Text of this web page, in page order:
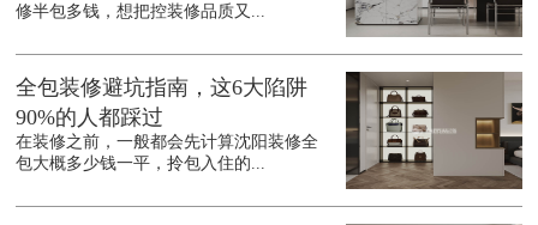
修半包多钱，想把控装修品质又...
全包装修避坑指南，这6大陷阱
90%的人都踩过
在装修之前，一般都会先计算沈阳装修全
包大概多少钱一平，拎包入住的...